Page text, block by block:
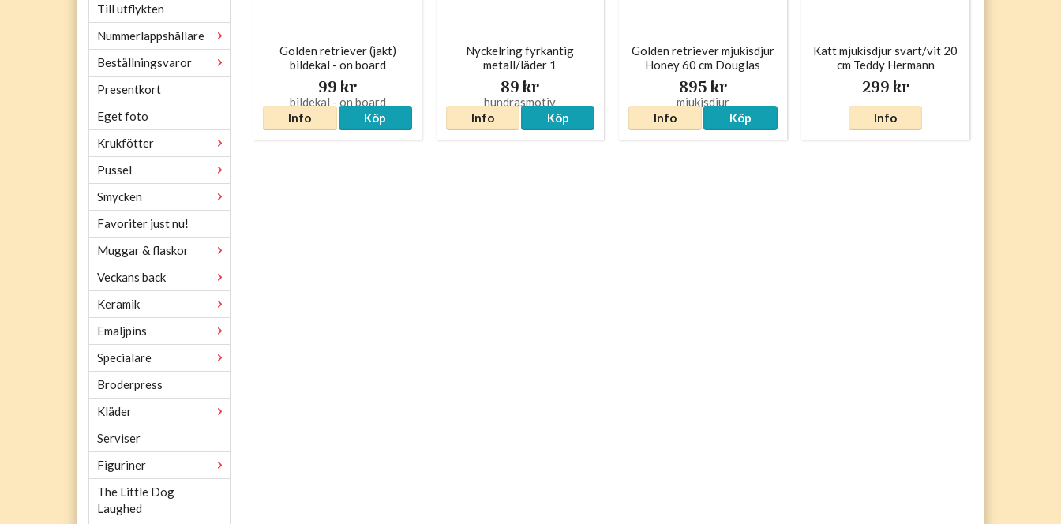
Till utflykten
Nummerlappshållare
Beställningsvaror
Presentkort
Eget foto
Krukfötter
Pussel
Smycken
Favoriter just nu!
Muggar & flaskor
Veckans back
Keramik
Emaljpins
Specialare
Broderpress
Kläder
Serviser
Figuriner
The Little Dog
Laughed
Golden retriever (jakt)
bildekal - on board
99 kr
Info Köp
Nyckelring fyrkantig
metall/läder 1
89 kr
Info Köp
Golden retriever mjukisdjur
Honey 60 cm Douglas
895 kr
Info Köp
Katt mjukisdjur svart/vit 20
cm Teddy Hermann
299 kr
Info